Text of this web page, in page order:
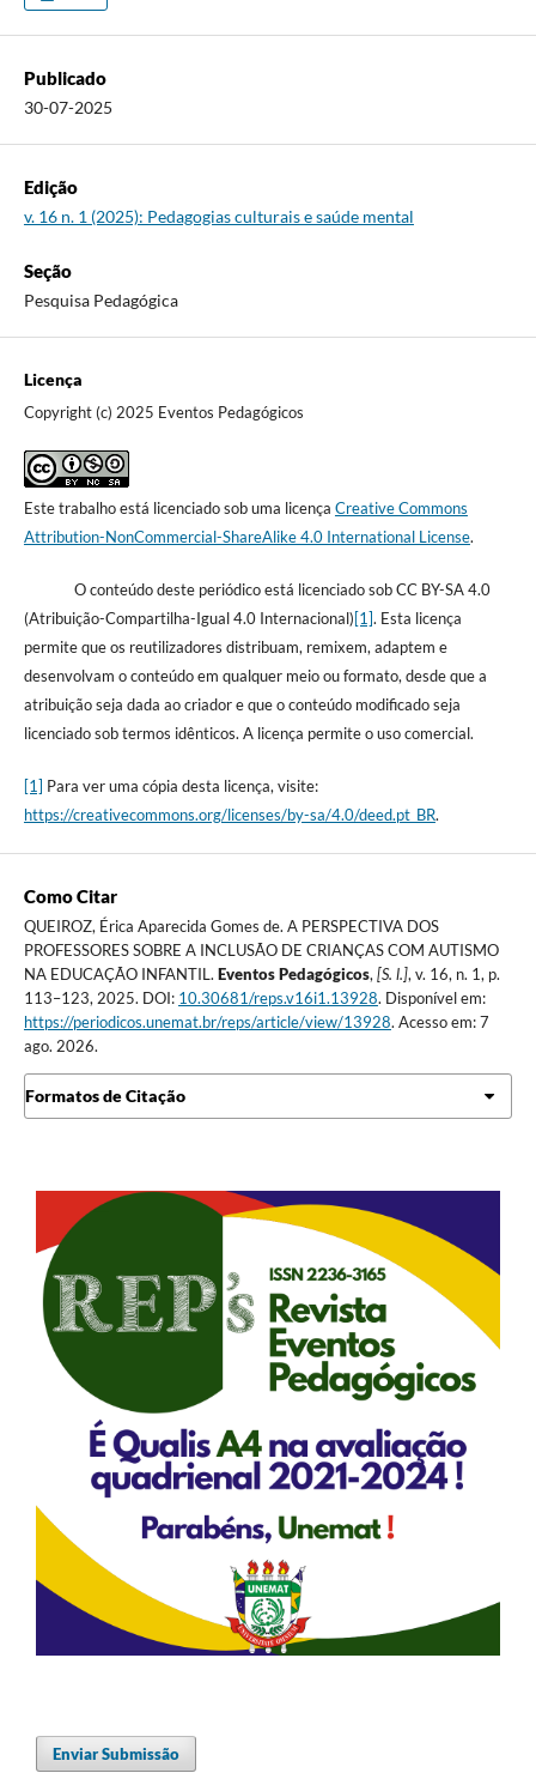
Publicado
30-07-2025
Edição
v. 16 n. 1 (2025): Pedagogias culturais e saúde mental
Seção
Pesquisa Pedagógica
Licença
Copyright (c) 2025 Eventos Pedagógicos
Este trabalho está licenciado sob uma licença Creative Commons
Attribution-NonCommercial-ShareAlike 4.0 International License.
O conteúdo deste periódico está licenciado sob CC BY-SA 4.0
(Atribuição-Compartilha-Igual 4.0 Internacional)[1]. Esta licença
permite que os reutilizadores distribuam, remixem, adaptem e
desenvolvam o conteúdo em qualquer meio ou formato, desde que a
atribuição seja dada ao criador e que o conteúdo modificado seja
licenciado sob termos idênticos. A licença permite o uso comercial.
[1] Para ver uma cópia desta licença, visite:
https://creativecommons.org/licenses/by-sa/4.0/deed.pt_BR.
Como Citar
QUEIROZ, Érica Aparecida Gomes de. A PERSPECTIVA DOS
PROFESSORES SOBRE A INCLUSÃO DE CRIANÇAS COM AUTISMO
NA EDUCAÇÃO INFANTIL. Eventos Pedagógicos, [S. l.], v. 16, n. 1, p.
113–123, 2025. DOI: 10.30681/reps.v16i1.13928. Disponível em:
https://periodicos.unemat.br/reps/article/view/13928. Acesso em: 7
ago. 2026.
Formatos de Citação
Enviar Submissão